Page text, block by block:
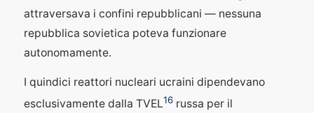
attraversava i confini repubblicani — nessuna
repubblica sovietica poteva funzionare
autonomamente.
I quindici reattori nucleari ucraini dipendevano
esclusivamente dalla TVEL16russa per il